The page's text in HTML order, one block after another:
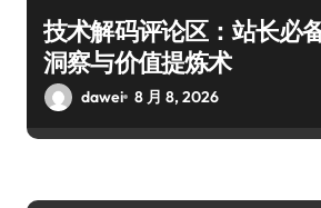
技术解码评论区：站长必
洞察与价值提炼术
dawei 8 月 8, 2026